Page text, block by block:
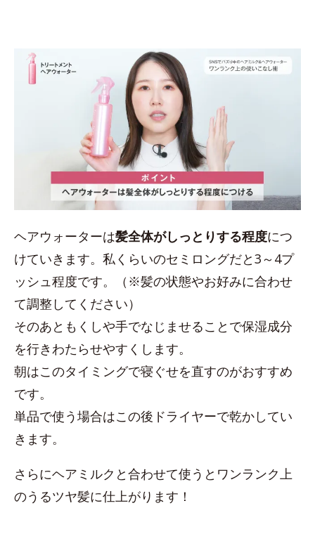
ヘアウォーターは髪全体がしっとりする程度につ
けていきます。私くらいのセミロングだと3～4プ
ッシュ程度です。（※髪の状態やお好みに合わせ
て調整してください）
そのあともくしや手でなじませることで保湿成分
を行きわたらせやすくします。
朝はこのタイミングで寝ぐせを直すのがおすすめ
です。
単品で使う場合はこの後ドライヤーで乾かしてい
きます。
さらにヘアミルクと合わせて使うとワンランク上
のうるツヤ髪に仕上がります！